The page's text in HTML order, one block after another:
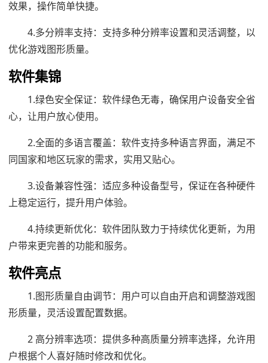
效果，操作简单快捷。
4.多分辨率支持：支持多种分辨率设置和灵活调整，以
优化游戏图形质量。
软件集锦
1.绿色安全保证：软件绿色无毒，确保用户设备安全省
心，让用户放心使用。
2.全面的多语言覆盖：软件支持多种语言界面，满足不
同国家和地区玩家的需求，实用又贴心。
3.设备兼容性强：适应多种设备型号，保证在各种硬件
上稳定运行，提升用户体验。
4.持续更新优化：软件团队致力于持续优化更新，为用
户带来更完善的功能和服务。
软件亮点
1.图形质量自由调节：用户可以自由开启和调整游戏图
形质量，灵活设置配置数据。
2 高分辨率选项：提供多种高质量分辨率选择，允许用
户根据个人喜好随时修改和优化。